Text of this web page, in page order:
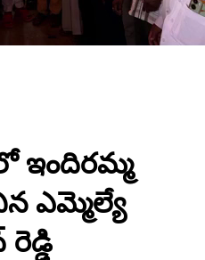
ఇందిరమ్మ
ఎమ్మెల్యే